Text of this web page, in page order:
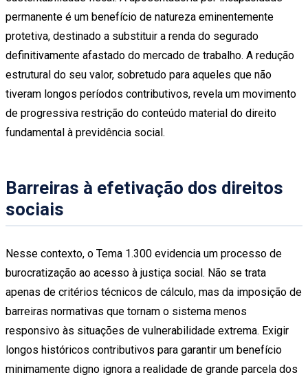
permanente é um benefício de natureza eminentemente
protetiva, destinado a substituir a renda do segurado
definitivamente afastado do mercado de trabalho. A redução
estrutural do seu valor, sobretudo para aqueles que não
tiveram longos períodos contributivos, revela um movimento
de progressiva restrição do conteúdo material do direito
fundamental à previdência social.
Barreiras à efetivação dos direitos
sociais
Nesse contexto, o Tema 1.300 evidencia um processo de
burocratização ao acesso à justiça social. Não se trata
apenas de critérios técnicos de cálculo, mas da imposição de
barreiras normativas que tornam o sistema menos
responsivo às situações de vulnerabilidade extrema. Exigir
longos históricos contributivos para garantir um benefício
minimamente digno ignora a realidade de grande parcela dos